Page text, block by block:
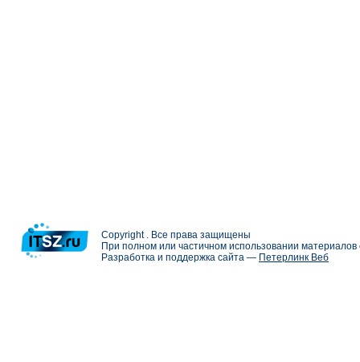
Copyright . Все права защищены
При полном или частичном использовании
Разработка и поддержка сайта — Петерлинк Веб